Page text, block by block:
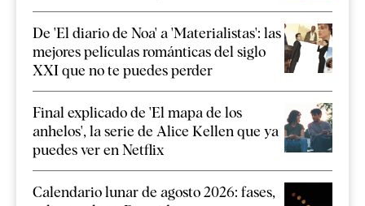
De 'El diario de Noa' a 'Materialistas': las
mejores películas románticas del siglo
XXI que no te puedes perder
Final explicado de 'El mapa de los
anhelos', la serie de Alice Kellen que ya
puedes ver en Netflix
Calendario lunar de agosto 2026: fases,